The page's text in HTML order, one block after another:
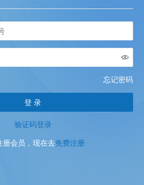
忘记密码
验证码登录
册会员，现在去免费注册